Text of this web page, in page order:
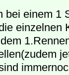
bei einem 1
einzelnen